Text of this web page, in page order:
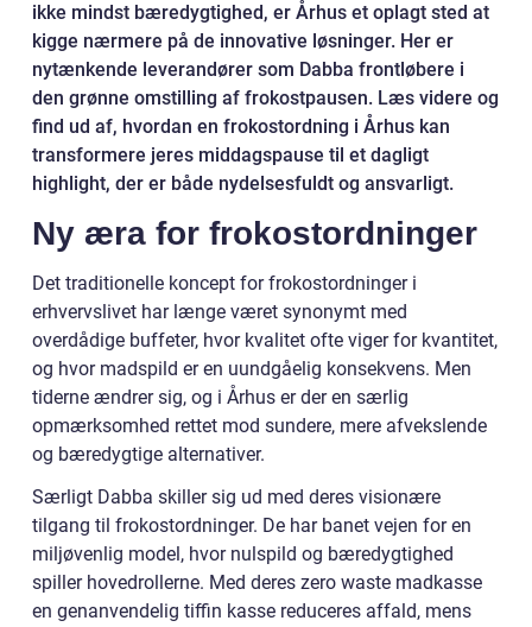
ikke mindst bæredygtighed, er Århus et oplagt sted at
kigge nærmere på de innovative løsninger. Her er
nytænkende leverandører som Dabba frontløbere i
den grønne omstilling af frokostpausen. Læs videre og
find ud af, hvordan en frokostordning i Århus kan
transformere jeres middagspause til et dagligt
highlight, der er både nydelsesfuldt og ansvarligt.
Ny æra for frokostordninger
Det traditionelle koncept for frokostordninger i
erhvervslivet har længe været synonymt med
overdådige buffeter, hvor kvalitet ofte viger for kvantitet,
og hvor madspild er en uundgåelig konsekvens. Men
tiderne ændrer sig, og i Århus er der en særlig
opmærksomhed rettet mod sundere, mere afvekslende
og bæredygtige alternativer.
Særligt Dabba skiller sig ud med deres visionære
tilgang til frokostordninger. De har banet vejen for en
miljøvenlig model, hvor nulspild og bæredygtighed
spiller hovedrollerne. Med deres zero waste madkasse
en genanvendelig tiffin kasse reduceres affald, mens